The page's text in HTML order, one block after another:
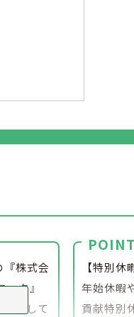
『株式会
ク』
心して
POINT
【特別
年始休暇
貢献特別